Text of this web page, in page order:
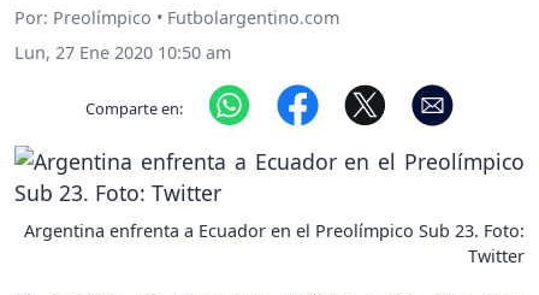
Por: Preolímpico • Futbolargentino.com
Lun, 27 Ene 2020 10:50 am
Comparte en:
Argentina enfrenta a Ecuador en el Preolímpico Sub 23. Foto:
Twitter